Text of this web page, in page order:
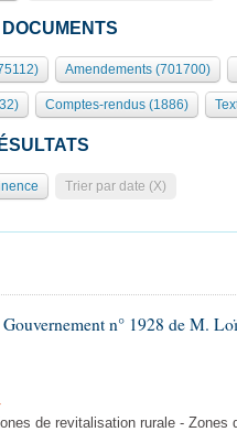
Amendements (701700)
Comptes-rendus (1886)
Trier par date (X)
n° 1928 de M.
de revitalisation rurale - Zones